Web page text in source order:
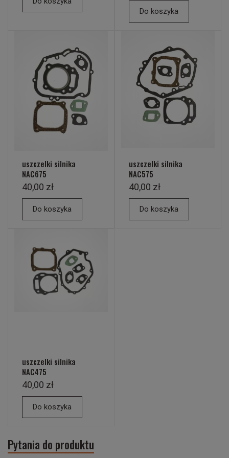
Do koszyka
uszczelki silnika
NAC675
40,00 zł
Do koszyka
uszczelki silnika
NAC575
40,00 zł
Do koszyka
uszczelki silnika
NAC475
40,00 zł
Do koszyka
Pytania do produktu